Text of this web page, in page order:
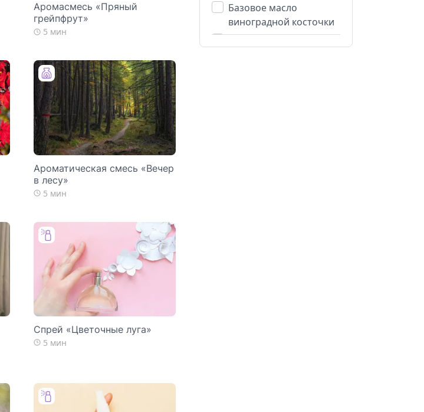
Аромасмесь «Пряный
грейпфрут»
5 мин
Ароматическая смесь «Вечер
в лесу»
5 мин
Спрей «Цветочные луга»
5 мин
Базовое масло
виноградной косточки